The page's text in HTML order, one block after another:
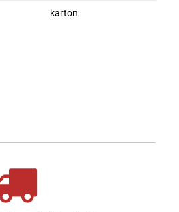
karton